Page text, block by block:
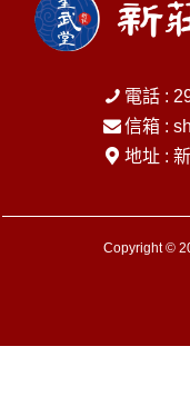
電話 :
信箱 :
地址 :
Copyright ©